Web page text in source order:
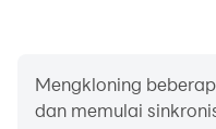
Mengkloning
dan memulai